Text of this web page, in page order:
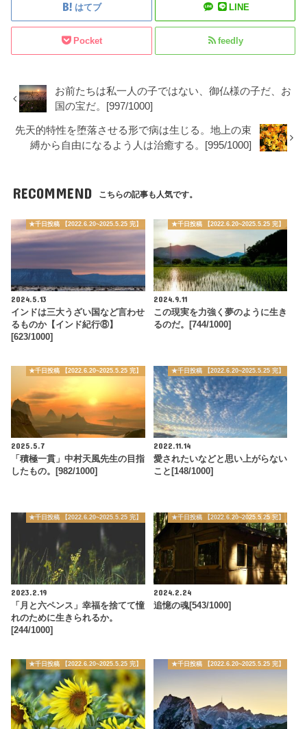
はてブ LINE
Pocket feedly
お前たちは私一人の子ではない、御仏様の子だ、お
国の宝だ。[997/1000]
先天的特性を堕落させる形で病は生じる。地上の束
縛から自由になるよう人は治癒する。[995/1000]
RECOMMEND こちらの記事も人気です。
★千日投稿 【2022.6.20~2025.5.25 完】
2024.5.13
インドは三大うざい国など言わせ
るものか【インド紀行⑧】
[623/1000]
★千日投稿 【2022.6.20~2025.5.25 完】
2024.9.11
この現実を力強く夢のように生き
るのだ。[744/1000]
★千日投稿 【2022.6.20~2025.5.25 完】
2025.5.7
「積極一貫」中村天風先生の目指
したもの。[982/1000]
★千日投稿 【2022.6.20~2025.5.25 完】
2022.11.14
愛されたいなどと思い上がらない
こと[148/1000]
★千日投稿 【2022.6.20~2025.5.25 完】
2023.2.19
「月と六ペンス」幸福を捨てて憧
れのために生きられるか。
[244/1000]
★千日投稿 【2022.6.20~2025.5.25 完】
2024.2.24
追憶の魂[543/1000]
★千日投稿 【2022.6.20~2025.5.25 完】 ★千日投稿 【2022.6.20~2025.5.25 完】